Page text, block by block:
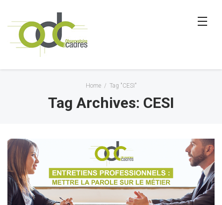
Home / Tag "CESI"
Tag Archives: CESI